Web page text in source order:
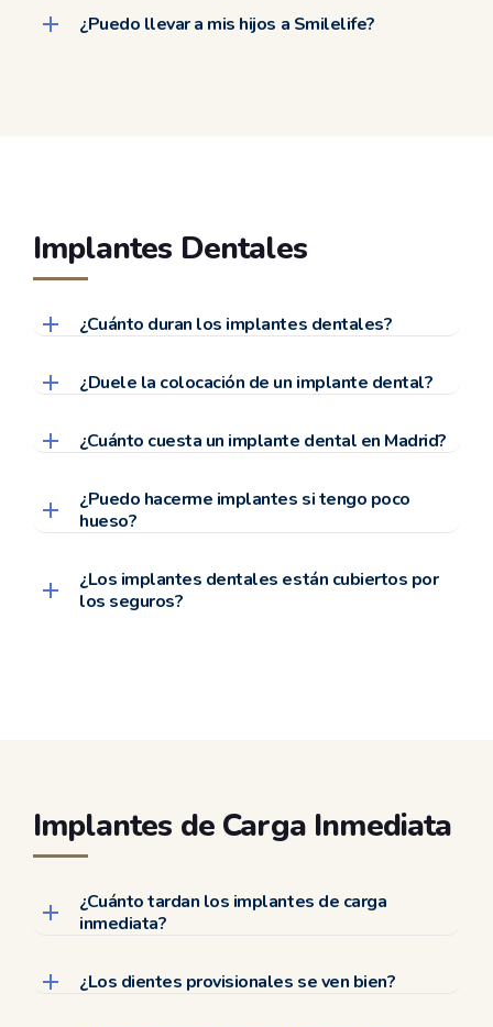
¿Puedo llevar a mis hijos a Smilelife?
Implantes Dentales
¿Cuánto duran los implantes dentales?
¿Duele la colocación de un implante dental?
¿Cuánto cuesta un implante dental en Madrid?
¿Puedo hacerme implantes si tengo poco
hueso?
¿Los implantes dentales están cubiertos por
los seguros?
Implantes de Carga Inmediata
¿Cuánto tardan los implantes de carga
inmediata?
¿Los dientes provisionales se ven bien?